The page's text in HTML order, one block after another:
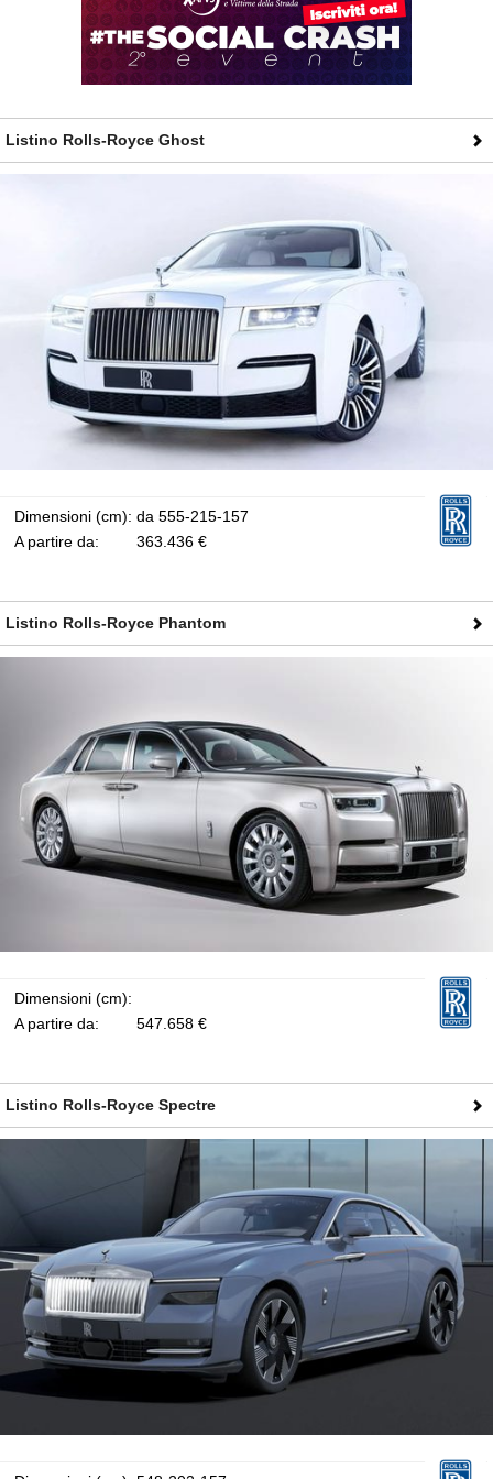
Listino Rolls-Royce Ghost
Dimensioni (cm): da 555-215-157
A partire da:
363.436 €
Listino Rolls-Royce Phantom
Dimensioni (cm):
A partire da:
547.658 €
Listino Rolls-Royce Spectre